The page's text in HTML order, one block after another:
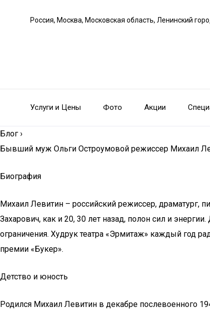
Россия, Москва, Московская область, Ленинский
Услуги и Цены Фото Акции
Блог ›
Бывший муж Ольги Остроумовой режиссер Михаил
Биография
Михаил Левитин – российский режиссер, драматург,
Захарович, как и 20, 30 лет назад, полон сил и
ограничения. Худрук театра «Эрмитаж» каждый год
премии «Букер».
Детство и юность
Родился Михаил Левитин в декабре послевоенного